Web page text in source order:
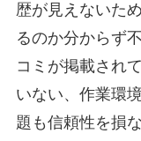
歴が見えないた
るのか分からず
コミが掲載され
いない、作業環
題も信頼性を損